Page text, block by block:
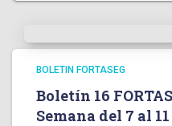
BOLETIN FORTASEG
Boletín 16
Semana del 7 al